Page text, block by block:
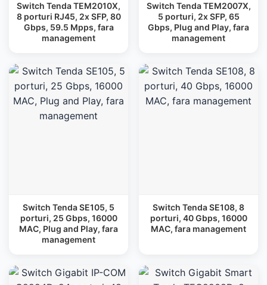
Switch Tenda TEM2010X,
8 porturi RJ45, 2x SFP, 80
Gbps, 59.5 Mpps, fara
management
Switch Tenda TEM2007X,
5 porturi, 2x SFP, 65
Gbps, Plug and Play, fara
management
Switch Tenda SE105, 5
porturi, 25 Gbps, 16000
MAC, Plug and Play, fara
management
Switch Tenda SE108, 8
porturi, 40 Gbps, 16000
MAC, fara management